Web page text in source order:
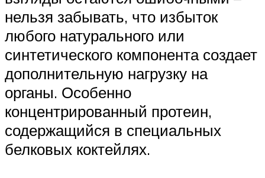
нельзя забывать, что избыток
любого натурального или
синтетического компонента создает
дополнительную нагрузку на
органы. Особенно
концентрированный протеин,
содержащийся в специальных
белковых коктейлях.